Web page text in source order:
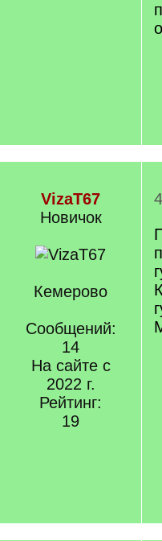
VizaT67
Новичок
Кемерово
Сообщений:
14
На сайте с
2022 г.
Рейтинг:
19